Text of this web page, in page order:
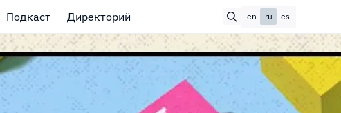
Подкаст Директорий en ru es